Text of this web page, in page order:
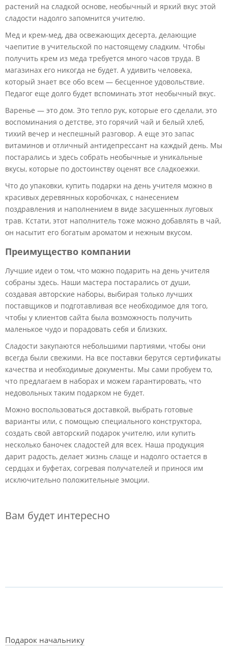
растений на сладкой основе, необычный и яркий вкус этой
сладости надолго запомнится учителю.
Мед и крем-мед, два освежающих десерта, делающие
чаепитие в учительской по настоящему сладким. Чтобы
получить крем из меда требуется много часов труда. В
магазинах его никогда не будет. А удивить человека,
который знает все обо всем — бесценное удовольствие.
Педагог еще долго будет вспоминать этот необычный вкус.
Варенье — это дом. Это тепло рук, которые его сделали, это
воспоминания о детстве, это горячий чай и белый хлеб,
тихий вечер и неспешный разговор. А еще это запас
витаминов и отличный антидепрессант на каждый день. Мы
постарались и здесь собрать необычные и уникальные
вкусы, которые по достоинству оценят все сладкоежки.
Что до упаковки, купить подарки на день учителя можно в
красивых деревянных коробочках, с нанесением
поздравления и наполнением в виде засушенных луговых
трав. Кстати, этот наполнитель тоже можно добавлять в чай,
он насытит его богатым ароматом и нежным вкусом.
Преимущество компании
Лучшие идеи о том, что можно подарить на день учителя
собраны здесь. Наши мастера постарались от души,
создавая авторские наборы, выбирая только лучших
поставщиков и подготавливая все необходимое для того,
чтобы у клиентов сайта была возможность получить
маленькое чудо и порадовать себя и близких.
Сладости закупаются небольшими партиями, чтобы они
всегда были свежими. На все поставки берутся сертификаты
качества и необходимые документы. Мы сами пробуем то,
что предлагаем в наборах и можем гарантировать, что
недовольных таким подарком не будет.
Можно воспользоваться доставкой, выбрать готовые
варианты или, с помощью специального конструктора,
создать свой авторский подарок учителю, или купить
несколько баночек сладостей для всех. Наша продукция
дарит радость, делает жизнь слаще и надолго остается в
сердцах и буфетах, согревая получателей и принося им
исключительно положительные эмоции.
Вам будет интересно
Подарок начальнику